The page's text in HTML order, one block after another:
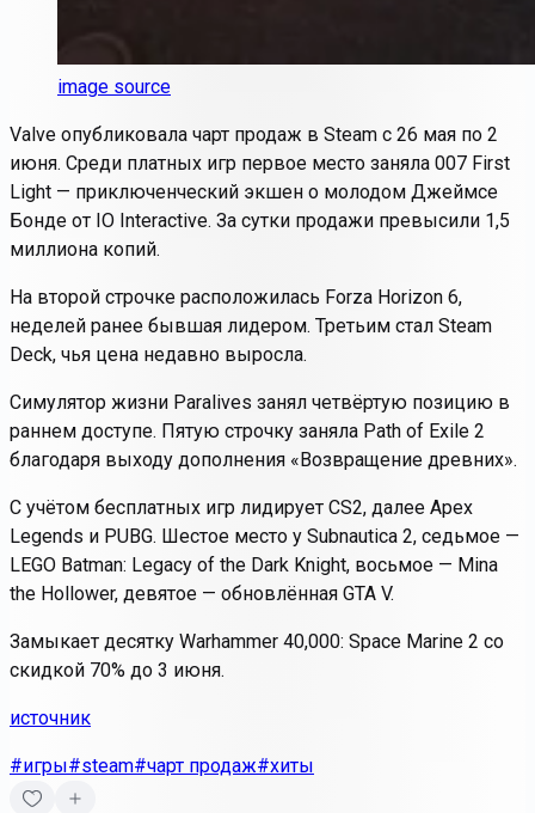
image source
Valve опубликовала чарт продаж в Steam с 26 мая по 2
июня. Среди платных игр первое место заняла 007 First
Light — приключенческий экшен о молодом Джеймсе
Бонде от IO Interactive. За сутки продажи превысили 1,5
миллиона копий.
На второй строчке расположилась Forza Horizon 6,
неделей ранее бывшая лидером. Третьим стал Steam
Deck, чья цена недавно выросла.
Симулятор жизни Paralives занял четвёртую позицию в
раннем доступе. Пятую строчку заняла Path of Exile 2
благодаря выходу дополнения «Возвращение древних».
С учётом бесплатных игр лидирует CS2, далее Apex
Legends и PUBG. Шестое место у Subnautica 2, седьмое —
LEGO Batman: Legacy of the Dark Knight, восьмое — Mina
the Hollower, девятое — обновлённая GTA V.
Замыкает десятку Warhammer 40,000: Space Marine 2 со
скидкой 70% до 3 июня.
источник
#игры#steam#чарт продаж#хиты